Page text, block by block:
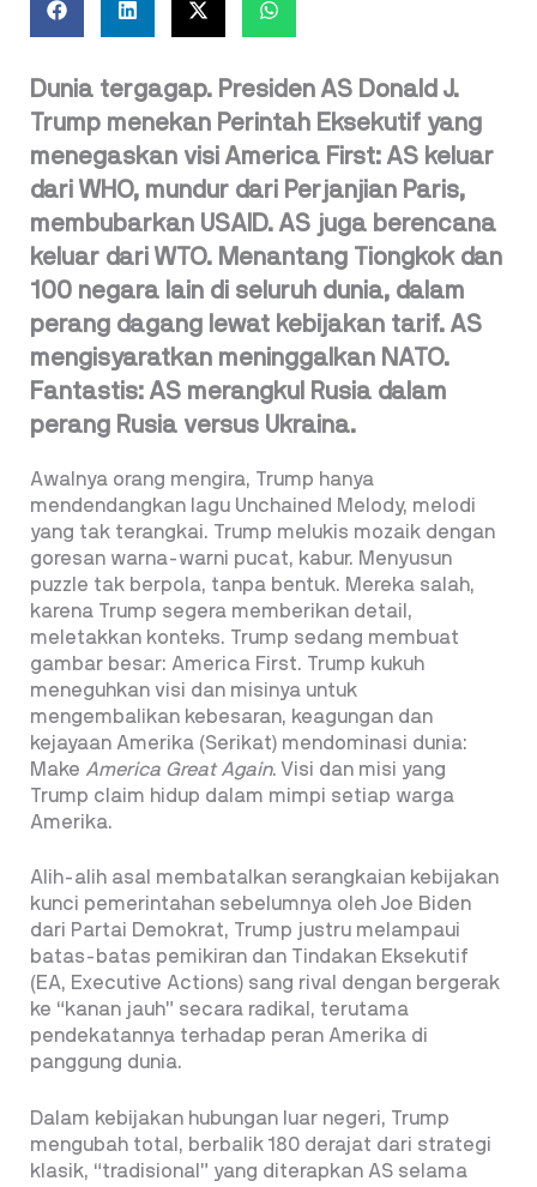
Dunia tergagap. Presiden AS Donald J.
Trump menekan Perintah Eksekutif yang
menegaskan visi America First: AS keluar
dari WHO, mundur dari Perjanjian Paris,
membubarkan USAID. AS juga berencana
keluar dari WTO. Menantang Tiongkok dan
100 negara lain di seluruh dunia, dalam
perang dagang lewat kebijakan tarif. AS
mengisyaratkan meninggalkan NATO.
Fantastis: AS merangkul Rusia dalam
perang Rusia versus Ukraina.
Awalnya orang mengira, Trump hanya
mendendangkan lagu Unchained Melody, melodi
yang tak terangkai. Trump melukis mozaik dengan
goresan warna-warni pucat, kabur. Menyusun
puzzle tak berpola, tanpa bentuk. Mereka salah,
karena Trump segera memberikan detail,
meletakkan konteks. Trump sedang membuat
gambar besar: America First. Trump kukuh
meneguhkan visi dan misinya untuk
mengembalikan kebesaran, keagungan dan
kejayaan Amerika (Serikat) mendominasi dunia:
Make America Great Again. Visi dan misi yang
Trump claim hidup dalam mimpi setiap warga
Amerika.
Alih-alih asal membatalkan serangkaian kebijakan
kunci pemerintahan sebelumnya oleh Joe Biden
dari Partai Demokrat, Trump justru melampaui
batas-batas pemikiran dan Tindakan Eksekutif
(EA, Executive Actions) sang rival dengan bergerak
ke “kanan jauh” secara radikal, terutama
pendekatannya terhadap peran Amerika di
panggung dunia.
Dalam kebijakan hubungan luar negeri, Trump
mengubah total, berbalik 180 derajat dari strategi
klasik, “tradisional” yang diterapkan AS selama